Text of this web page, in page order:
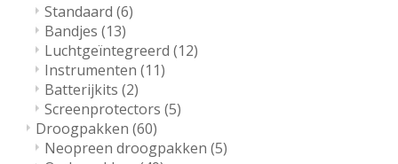
Standaard (6)
Bandjes (13)
Luchtgeïntegreerd (12)
Instrumenten (11)
Batterijkits (2)
Screenprotectors (5)
Droogpakken (60)
Neopreen droogpakken (5)